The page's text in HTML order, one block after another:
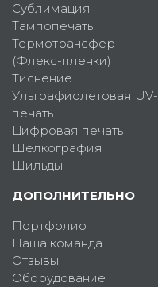
Сублимация
Тампопечать
Термотрансфер
(Флекс-пленки)
Тиснение
Ультрафиолетовая UV-
печать
Цифровая печать
Шелкография
Шильды
ДОПОЛНИТЕЛЬНО
Портфолио
Наша команда
Отзывы
Оборудование